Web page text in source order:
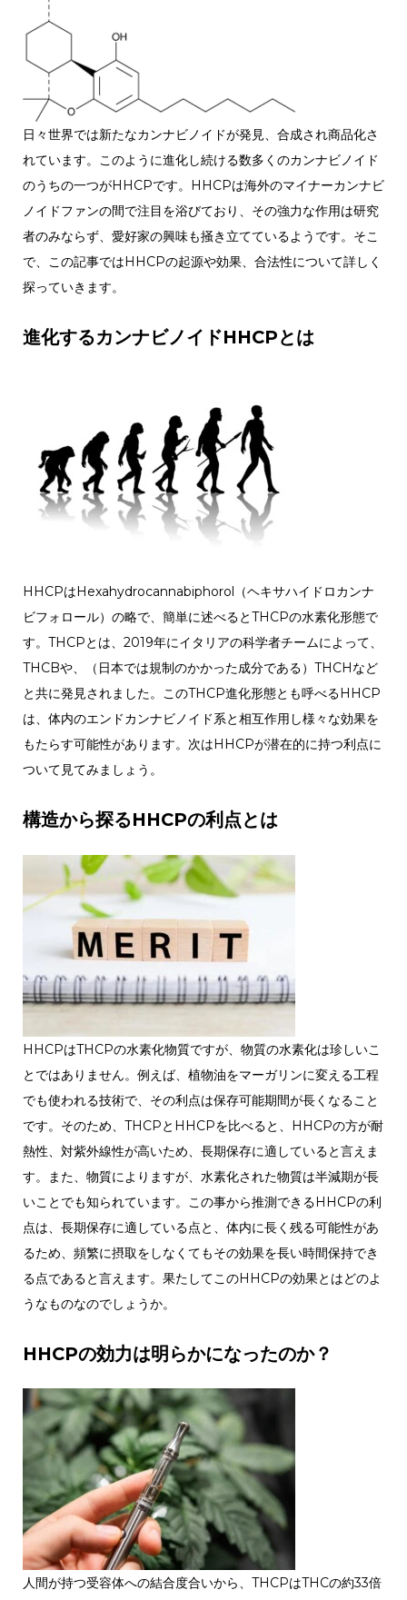
日々世界では新たなカンナビノイドが発見、合成され商品化さ
れています。このように進化し続ける数多くのカンナビノイド
のうちの一つがHHCPです。HHCPは海外のマイナーカンナビ
ノイドファンの間で注目を浴びており、その強力な作用は研究
者のみならず、愛好家の興味も掻き立てているようです。そこ
で、この記事ではHHCPの起源や効果、合法性について詳しく
探っていきます。
進化するカンナビノイドHHCPとは
HHCPはHexahydrocannabiphorol（ヘキサハイドロカンナ
ビフォロール）の略で、簡単に述べるとTHCPの水素化形態で
す。THCPとは、2019年にイタリアの科学者チームによって、
THCBや、（日本では規制のかかった成分である）THCHなど
と共に発見されました。このTHCP進化形態とも呼べるHHCP
は、体内のエンドカンナビノイド系と相互作用し様々な効果を
もたらす可能性があります。次はHHCPが潜在的に持つ利点に
ついて見てみましょう。
構造から探るHHCPの利点とは
HHCPはTHCPの水素化物質ですが、物質の水素化は珍しいこ
とではありません。例えば、植物油をマーガリンに変える工程
でも使われる技術で、その利点は保存可能期間が長くなること
です。そのため、THCPとHHCPを比べると、HHCPの方が耐
熱性、対紫外線性が高いため、長期保存に適していると言えま
す。また、物質によりますが、水素化された物質は半減期が長
いことでも知られています。この事から推測できるHHCPの利
点は、長期保存に適している点と、体内に長く残る可能性があ
るため、頻繁に摂取をしなくてもその効果を長い時間保持でき
る点であると言えます。果たしてこのHHCPの効果とはどのよ
うなものなのでしょうか。
HHCPの効力は明らかになったのか？
人間が持つ受容体への結合度合いから、THCPはTHCの約33倍